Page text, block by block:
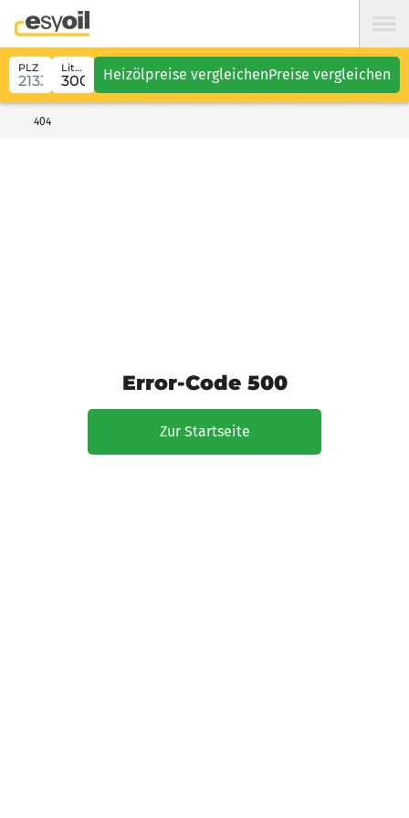
PLZ Liter Heizölpreise vergleichenPreise vergleichen
404
Error-Code 500
Zur Startseite